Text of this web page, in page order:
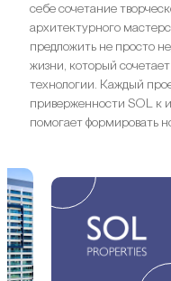
себе сочетание
архитектурного
предложить не просто
жизни, который
технологии. Каждый
приверженности SOL к
помогает формировать